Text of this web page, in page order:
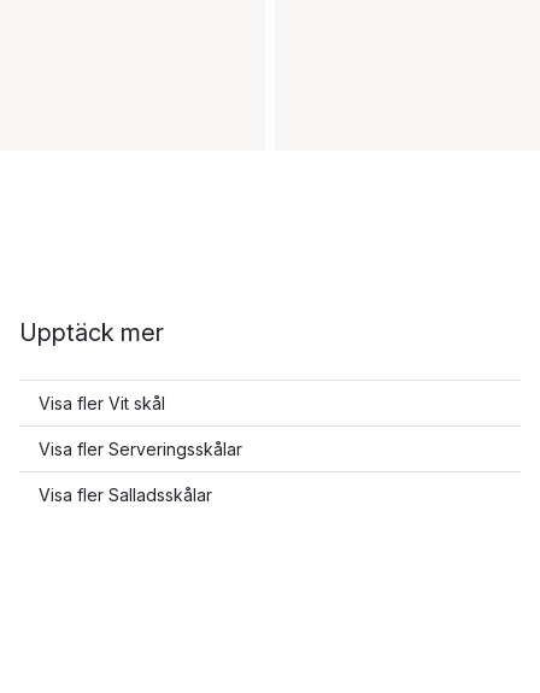
Upptäck mer
Visa fler Vit skål
Visa fler Serveringsskålar
Visa fler Salladsskålar